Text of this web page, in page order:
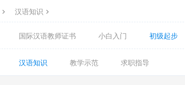
汉语知识
国际汉语教师证书 小白入门 初级起步
汉语知识 教学示范 求职指导